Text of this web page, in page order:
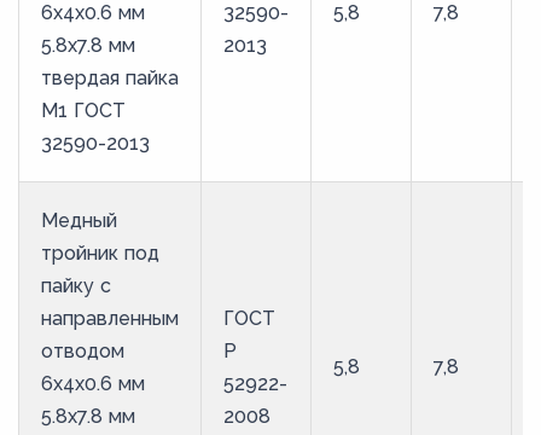
6х4х0.6 мм
5.8х7.8 мм
твердая пайка
М1 ГОСТ
32590-2013
32590-
2013
5,8 7,8
Медный
тройник под
пайку с
направленным
отводом
6х4х0.6 мм
5.8х7.8 мм
ГОСТ
Р
52922-
2008
5,8 7,8